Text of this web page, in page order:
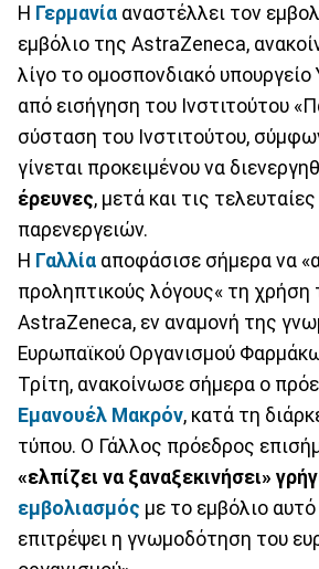
Η Γερμανία αναστέλλει τον
εμβόλιο της AstraZeneca,
λίγο το ομοσπονδιακό υπουργείο
από εισήγηση του Ινστιτούτου
σύσταση του Ινστιτούτου,
γίνεται προκειμένου να
έρευνες, μετά και τις
παρενεργειών.
Η Γαλλία αποφάσισε σήμερα να
προληπτικούς λόγους« τη χρήση
AstraZeneca, εν αναμονή της
Ευρωπαϊκού Οργανισμού
Τρίτη, ανακοίνωσε σήμερα ο
Εμανουέλ Μακρόν, κατά τη
τύπου. Ο Γάλλος πρόεδρος
«ελπίζει να ξαναξεκινήσει»
εμβολιασμός με το εμβόλιο
επιτρέψει η γνωμοδότηση του